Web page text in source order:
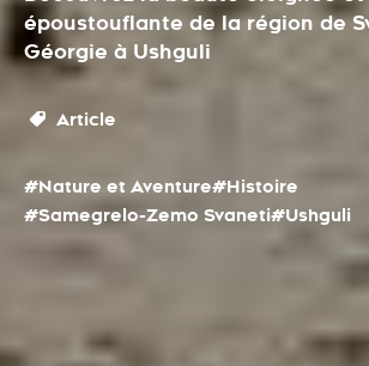
époustouflante de la région de
Géorgie à Ushguli
Article
#Nature et Aventure#Histoire
#Samegrelo-Zemo Svaneti#Ushguli